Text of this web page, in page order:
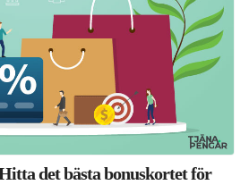
det bästa bonuskortet för